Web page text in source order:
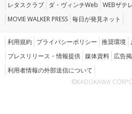
レタスクラブ ダ・ヴィンチWeb WEBザテ
MOVIE WALKER PRESS 毎日が発見ネット
利用規約 プライバシーポリシー 推奨環境
プレスリリース・情報提供 媒体資料 広告
利用者情報の外部送信について
©KADOKAWA